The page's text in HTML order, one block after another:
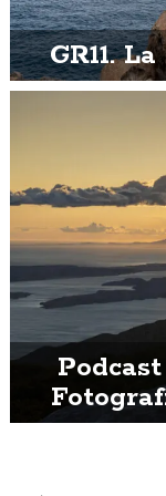
GR11.